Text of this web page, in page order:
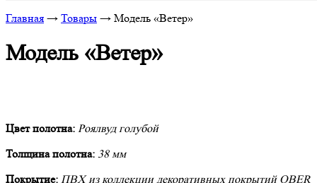
Главная → Товары → Модель «Ветер»
Модель «Ветер»
Цвет полотна: Роялвуд голубой
Толщина полотна: 38 мм
Покрытие: ПВХ из коллекции декоративных покрытий OBER